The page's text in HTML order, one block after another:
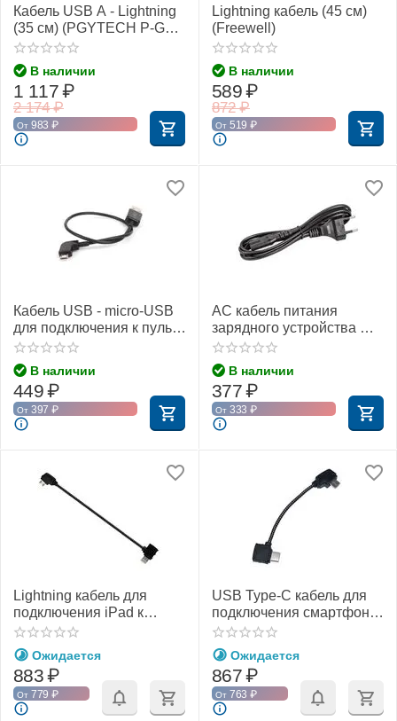
Кабель USB A - Lightning
(35 см) (PGYTECH P-GM-
115)
В наличии
2 174 ₽
1 117₽
От 983 ₽
Lightning кабель (45 см)
(Freewell)
В наличии
872 ₽
589₽
От 519 ₽
Кабель USB - micro-USB
для подключения к пульту
DJI (30 см) (SunnyLife)
В наличии
449₽
От 397 ₽
AC кабель питания
зарядного устройства DJI
(Без упаковки)
В наличии
377₽
От 333 ₽
Lightning кабель для
подключения iPad к
пульту серии DJI Mavic
(20 см) (YX)
Ожидается
883₽
От 779 ₽
USB Type-C кабель для
подключения смартфона
к пульту серии DJI Mavic
(9 см) (YX)
Ожидается
867₽
От 763 ₽